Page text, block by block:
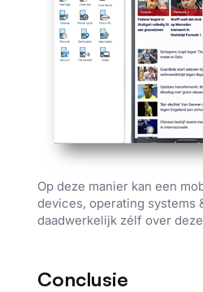
Op deze manier kan een
devices, operating systems
daadwerkelijk zélf over
Conclusie